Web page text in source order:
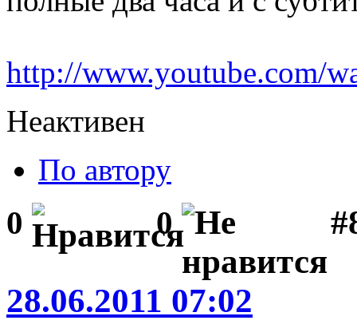
http://www.youtube.com/
Неактивен
По автору
0 0
28.06.2011 07:02